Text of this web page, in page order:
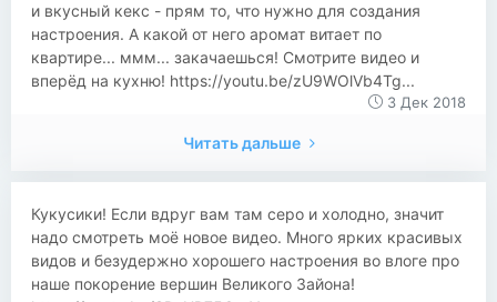
и вкусный кекс - прям то, что нужно для создания
настроения. А какой от него аромат витает по
квартире... ммм... закачаешься! Смотрите видео и
вперёд на кухню! https://youtu.be/zU9WOlVb4Tg...
3 Дек 2018
Читать дальше
Кукусики! Если вдруг вам там серо и холодно, значит
надо смотреть моё новое видео. Много ярких красивых
видов и безудержно хорошего настроения во влоге про
наше покорение вершин Великого Зайона!